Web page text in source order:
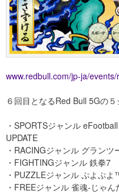
www.redbull.com/jp-ja/
６回目となるRed Bull 5Gの
・SPORTSジャンル
UPDATE
・RACINGジャンル グラン
・FIGHTINGジャンル 鉄拳7
・PUZZLEジャンル ぷよぷ
・FREEジャンル 雀魂-じゃん